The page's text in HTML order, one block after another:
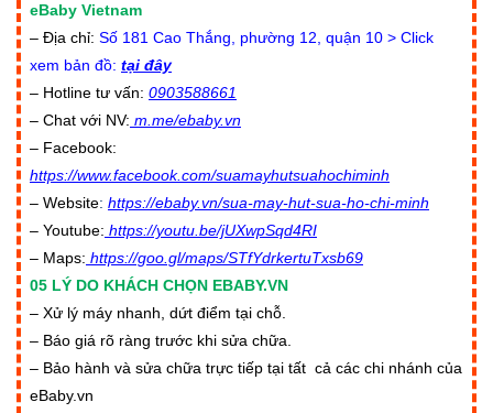
eBaby Vietnam
– Địa chỉ: Số 181 Cao Thắng, phường 12, quận 10 > Click
xem bản đồ: tại đây
– Hotline tư vấn: 0903588661
– Chat với NV: m.me/ebaby.vn
– Facebook:
https://www.facebook.com/suamayhutsuahochiminh
– Website: https://ebaby.vn/sua-may-hut-sua-ho-chi-minh
– Youtube: https://youtu.be/jUXwpSqd4RI
– Maps: https://goo.gl/maps/STfYdrkertuTxsb69
05 LÝ DO KHÁCH CHỌN EBABY.VN
– Xử lý máy nhanh, dứt điểm tại chỗ.
– Báo giá rõ ràng trước khi sửa chữa.
– Bảo hành và sửa chữa trực tiếp tại tất cả các chi nhánh của
eBaby.vn